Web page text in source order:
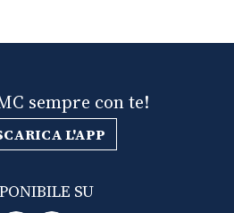
sempre con te!
L'APP
SU